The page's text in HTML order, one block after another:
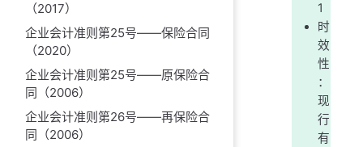
（2017）
企业会计准则第25号——保险合同
（2020）
企业会计准则第25号——原保险合
同（2006）
企业会计准则第26号——再保险合
同（2006）
1
时
效
性
：
现
行
有